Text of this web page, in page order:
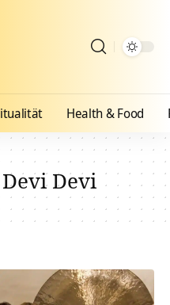
Health & Food
Devi